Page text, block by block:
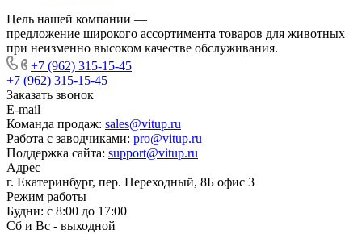
Цель нашей компании —
предложение широкого ассортимента товаров для животных
при неизменно высоком качестве обслуживания.
+7 (962) 315-15-45
+7 (962) 315-15-45
Заказать звонок
E-mail
Команда продаж: sales@vitup.ru
Работа с заводчиками: pro@vitup.ru
Поддержка сайта: support@vitup.ru
Адрес
г. Екатеринбург, пер. Переходный, 8Б офис 3
Режим работы
Будни: с 8:00 до 17:00
Сб и Вс - выходной